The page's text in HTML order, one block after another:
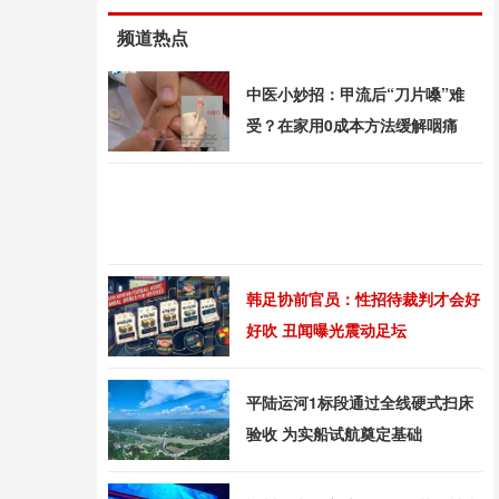
频道热点
中医小妙招：甲流后“刀片嗓”难
受？在家用0成本方法缓解咽痛
韩足协前官员：性招待裁判才会好
好吹 丑闻曝光震动足坛
平陆运河1标段通过全线硬式扫床
验收 为实船试航奠定基础